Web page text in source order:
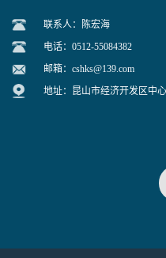
联系人：陈宏海
电话：0512-55084382
邮箱： cshks@139.com
地址：昆山市经济开发区中